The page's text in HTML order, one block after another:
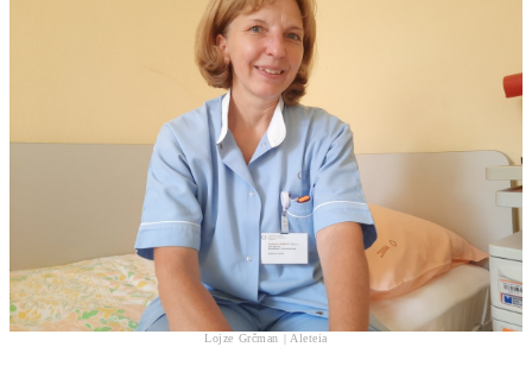
Lojze Grčman | Aleteia